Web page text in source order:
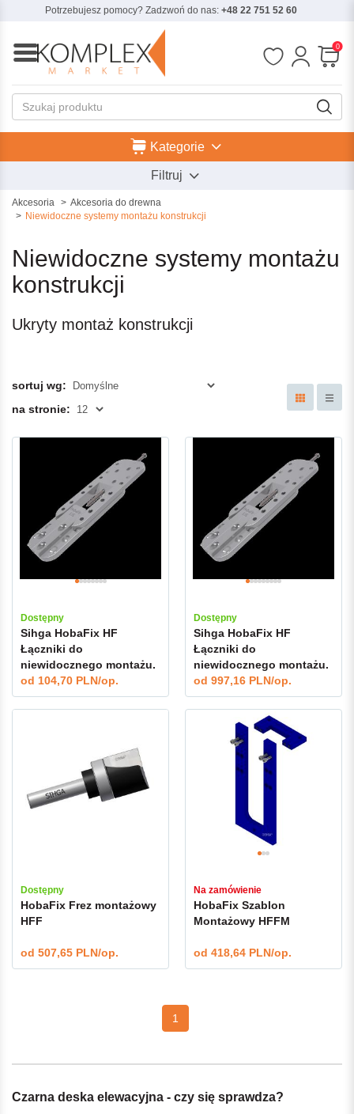
Potrzebujesz pomocy? Zadzwoń do nas: +48 22 751 52 60
0
Kategorie
Filtruj
Akcesoria
Akcesoria do drewna
Niewidoczne systemy montażu konstrukcji
Niewidoczne systemy montażu
konstrukcji
Ukryty montaż konstrukcji
sortuj wg:
na stronie:
Dostępny
Sihga HobaFix HF
Łączniki do
niewidocznego montażu.
Sprzedaż na sztuki
od 104,70 PLN/op.
Dostępny
Sihga HobaFix HF
Łączniki do
niewidocznego montażu.
od 997,16 PLN/op.
Dostępny
HobaFix Frez montażowy
HFF
od 507,65 PLN/op.
Na zamówienie
HobaFix Szablon
Montażowy HFFM
od 418,64 PLN/op.
1
Czarna deska elewacyjna - czy się sprawdza?